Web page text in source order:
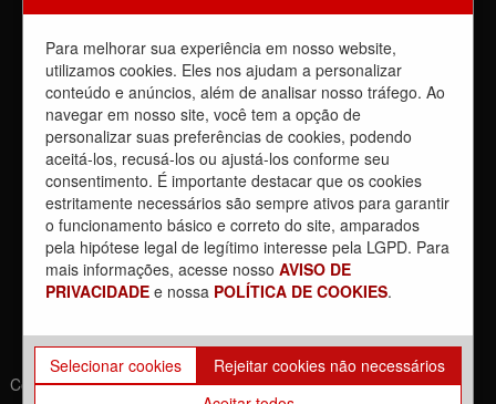
Dia de luta! Ferroviários mostram que a luta é o caminho e
5 de agosto de 2026
Dia 4/8, É DIA DE LUTA contra a privatização da CPTM.
PARTICIPE!
3 de agosto de 2026
Reunião com Manutenção do EPB, com a Inspeção de Via e
com a chefia da área
31 de julho de 2026
Sobre a REUNIÃO entre o Sindicato e o Metrus
30 de julho de 2026
Copyrights © 2021. Todos os direitos reservados. | Desenvolvido
Para melhorar sua experiência em nosso website,
utilizamos cookies. Eles nos ajudam a personalizar
conteúdo e anúncios, além de analisar nosso tráfego. Ao
navegar em nosso site, você tem a opção de
personalizar suas preferências de cookies, podendo
aceitá-los, recusá-los ou ajustá-los conforme seu
consentimento. É importante destacar que os cookies
estritamente necessários são sempre ativos para garantir
o funcionamento básico e correto do site, amparados
pela hipótese legal de legítimo interesse pela LGPD. Para
mais informações, acesse nosso AVISO DE
PRIVACIDADE e nossa POLÍTICA DE COOKIES.
Selecionar cookies
Rejeitar cookies não necessários